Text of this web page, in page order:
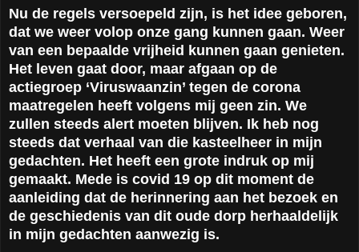
Nu de regels versoepeld zijn, is het idee geboren,
dat we weer volop onze gang kunnen gaan. Weer
van een bepaalde vrijheid kunnen gaan genieten.
Het leven gaat door, maar afgaan op de
actiegroep ‘Viruswaanzin’ tegen de corona
maatregelen heeft volgens mij geen zin. We
zullen steeds alert moeten blijven. Ik heb nog
steeds dat verhaal van die kasteelheer in mijn
gedachten. Het heeft een grote indruk op mij
gemaakt. Mede is covid 19 op dit moment de
aanleiding dat de herinnering aan het bezoek en
de geschiedenis van dit oude dorp herhaaldelijk
in mijn gedachten aanwezig is.